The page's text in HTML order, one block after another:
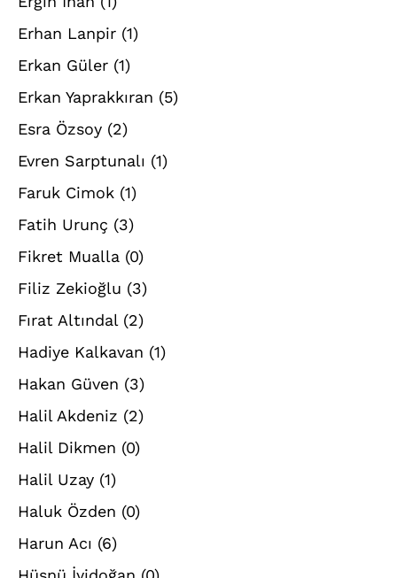
Erhan Lanpir (1)
Erkan Güler (1)
Erkan Yaprakkıran (5)
Esra Özsoy (2)
Evren Sarptunalı (1)
Faruk Cimok (1)
Fatih Urunç (3)
Fikret Mualla (0)
Filiz Zekioğlu (3)
Fırat Altındal (2)
Hadiye Kalkavan (1)
Hakan Güven (3)
Halil Akdeniz (2)
Halil Dikmen (0)
Halil Uzay (1)
Haluk Özden (0)
Harun Acı (6)